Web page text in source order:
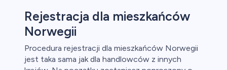
Rejestracja dla mieszkańców
Norwegii
Procedura rejestracji dla mieszkańców Norwegii
jest taka sama jak dla handlowców z innych